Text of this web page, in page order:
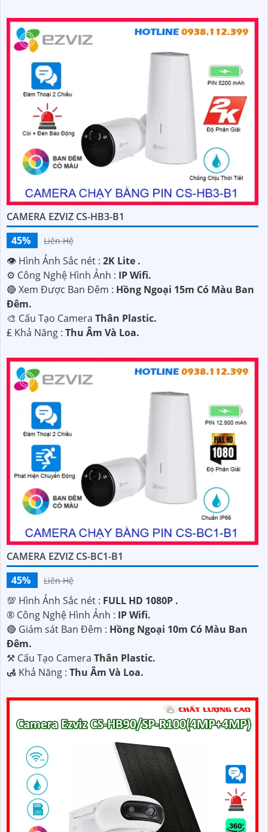
CAMERA EZVIZ CS-HB3-B1
45%
Liên Hệ
👁 Hình Ảnh Sắc nét : 2K Lite .
⚙ Công Nghệ Hình Ảnh : IP Wifi.
🔴 Xem Được Ban Đêm : Hồng Ngoại 15m Có Màu Ban
Ðêm.
🎨 Cấu Tạo Camera Thân Plastic.
️₤ Khả Năng : Thu Âm Và Loa.
CAMERA EZVIZ CS-BC1-B1
45%
Liên Hệ
💯 Hình Ảnh Sắc nét : FULL HD 1080P .
®️ Công Nghệ Hình Ảnh : IP Wifi.
🔴 Giám sát Ban Đêm : Hồng Ngoại 10m Có Màu Ban
Ðêm.
⚒ Cấu Tạo Camera Thân Plastic.
️🛃 Khả Năng : Thu Âm Và Loa.